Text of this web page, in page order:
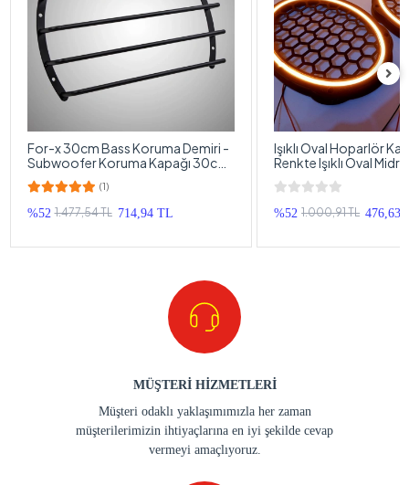
For-x 30cm Bass Koruma Demiri -
Subwoofer Koruma Kapağı 30cm
- 1 Adet
(1)
%52 1.477,54 TL 714,94 TL
Işıklı Oval Hoparlör
Renkte Işıklı Oval
1 Takım
%52 1.000,91 TL 476,63
MÜŞTERİ HİZMETLERİ
Müşteri odaklı yaklaşımımızla her zaman
müşterilerimizin ihtiyaçlarına en iyi şekilde cevap
vermeyi amaçlıyoruz.